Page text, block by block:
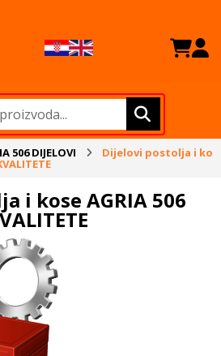
506 DIJELOVI Dijelovi postolja i ko
i kose AGRIA 506